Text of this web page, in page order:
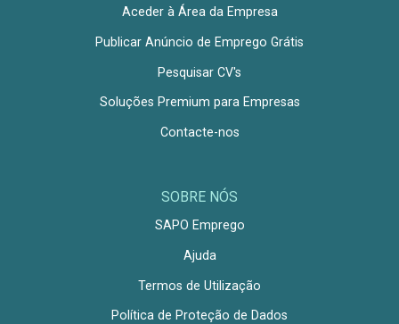
Aceder à Área da Empresa
Publicar Anúncio de Emprego Grátis
Pesquisar CV's
Soluções Premium para Empresas
Contacte-nos
SOBRE NÓS
SAPO Emprego
Ajuda
Termos de Utilização
Política de Proteção de Dados